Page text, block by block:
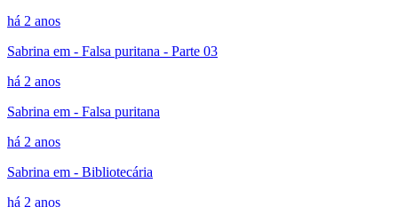
há 2 anos
Sabrina em - Falsa puritana - Parte 03
há 2 anos
Sabrina em - Falsa puritana
há 2 anos
Sabrina em - Bibliotecária
há 2 anos